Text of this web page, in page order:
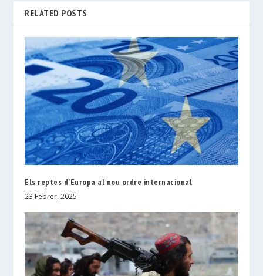
RELATED POSTS
Els reptes d’Europa al nou ordre internacional
23 Febrer, 2025